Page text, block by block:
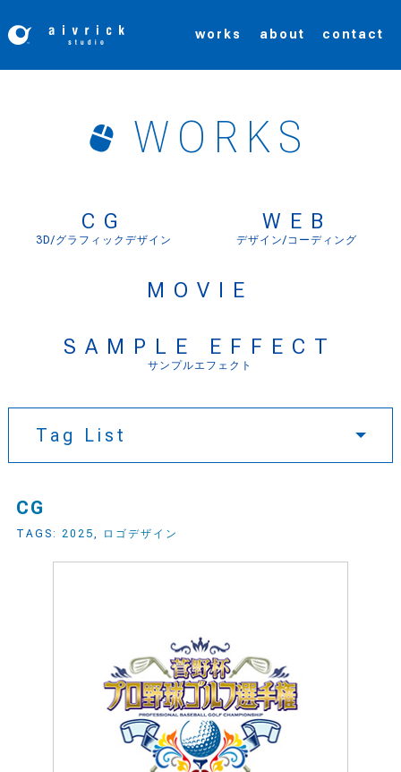
ン
works about contact
WORKS
CG
3D/グラフィックデザイン
WEB
デザイン/コーディング
MOVIE
SAMPLE EFFECT
サンプルエフェクト
Tag List
CG
TAGS: 2025, ロゴデザイン